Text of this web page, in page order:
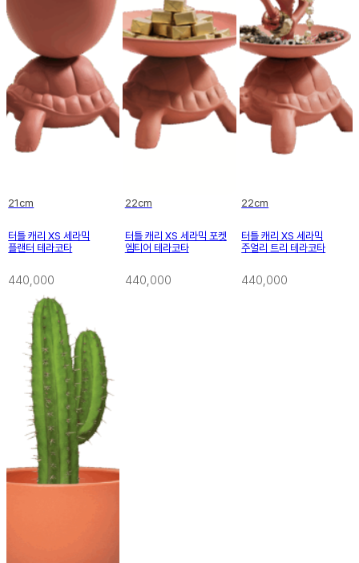
21cm
터틀 캐리 XS 세라믹
플랜터 테라코타
440,000
22cm
터틀 캐리 XS 세라믹 포켓
엠티어 테라코타
440,000
22cm
터틀 캐리 XS 세라믹
주얼리 트리 테라코타
440,000